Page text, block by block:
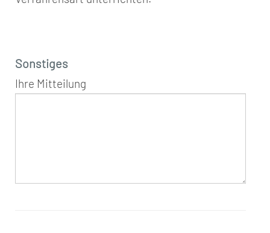
Sonstiges
Ihre Mitteilung